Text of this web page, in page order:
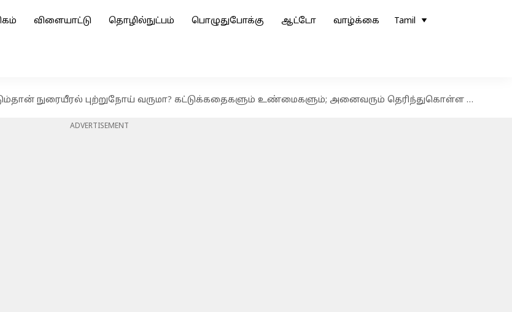
விளையாட்டு தொழில்நுட்பம் பொழுதுபோக்கு ஆட்டோ வாழ்க்கை Tamil
நுரையீரல் புற்றுநோய் வருமா? கட்டுக்கதைகளும் உண்மைகளும்; அனைவரும் தெரிந்துகொள்ள வேண்டியவை
ADVERTISEMENT